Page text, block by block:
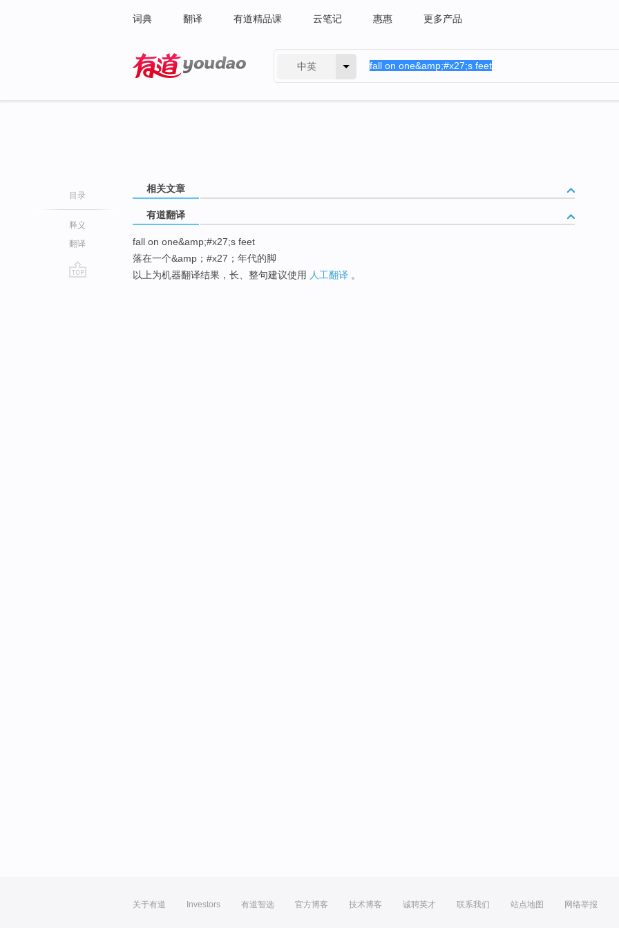
词典 翻译 有道精品课 云笔记 惠惠 更多产品
中英
目录
释义
翻译
相关文章
有道翻译
fall on one&amp;#x27;s feet
落在一个&amp；#x27；年代的脚
以上为机器翻译结果，长、整句建议使用 人工翻译 。
关于有道 Investors 有道智选 官方博客 技术博客 诚聘英才 联系我们 站点地图 网络举报